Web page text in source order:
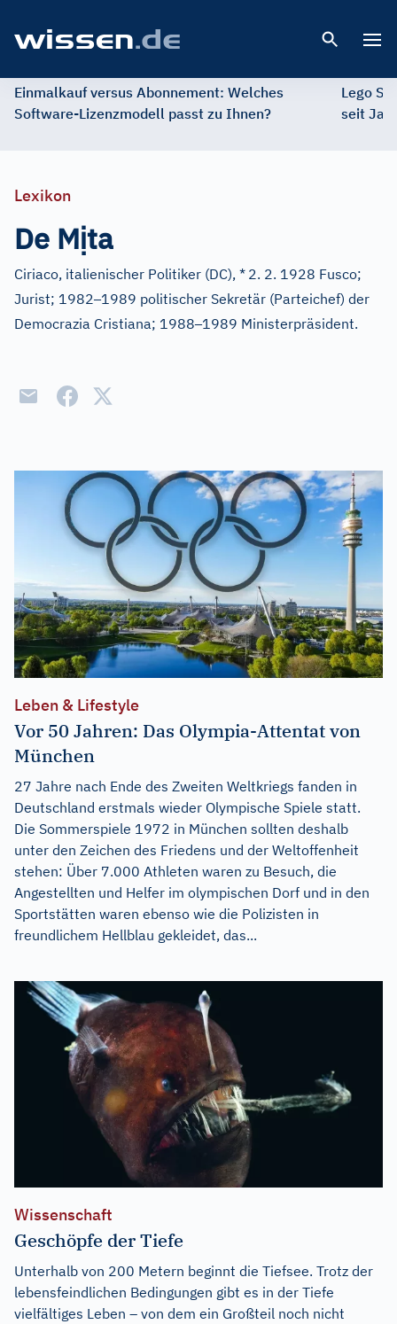
Einmalkauf versus Abonnement: Welches
Software-Lizenzmodell passt zu Ihnen?
Lego
seit
Lexikon
De Mịta
Ciriaco, italienischer Politiker (DC), * 2. 2. 1928 Fusco;
Jurist; 1982–1989 politischer Sekretär (Parteichef) der
Democrazia Cristiana; 1988–1989 Ministerpräsident.
Leben & Lifestyle
Vor 50 Jahren: Das Olympia-Attentat von
München
27 Jahre nach Ende des Zweiten Weltkriegs fanden in
Deutschland erstmals wieder Olympische Spiele statt.
Die Sommerspiele 1972 in München sollten deshalb
unter den Zeichen des Friedens und der Weltoffenheit
stehen: Über 7.000 Athleten waren zu Besuch, die
Angestellten und Helfer im olympischen Dorf und in den
Sportstätten waren ebenso wie die Polizisten in
freundlichem Hellblau gekleidet, das...
Wissenschaft
Geschöpfe der Tiefe
Unterhalb von 200 Metern beginnt die Tiefsee. Trotz der
lebensfeindlichen Bedingungen gibt es in der Tiefe
vielfältiges Leben – von dem ein Großteil noch nicht